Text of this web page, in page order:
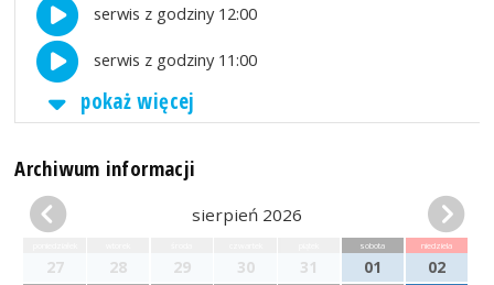
serwis z godziny 12:00
serwis z godziny 11:00
pokaż więcej
Archiwum informacji
sierpień 2026
27 28 29 30 31
sobota
01
niedziela
02